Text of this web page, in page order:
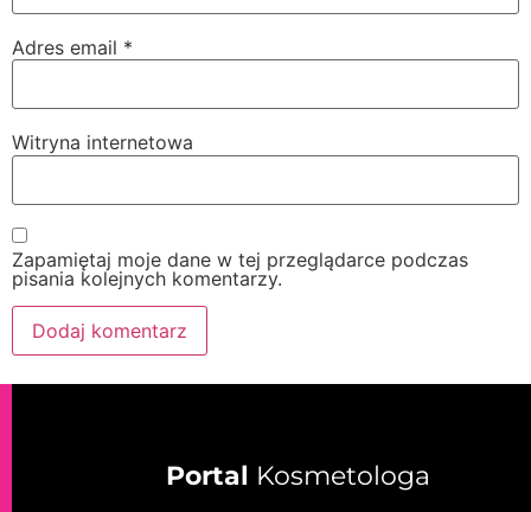
Adres email *
Witryna internetowa
Zapamiętaj moje dane w tej przeglądarce podczas
pisania kolejnych komentarzy.
Portal Kosmetologa